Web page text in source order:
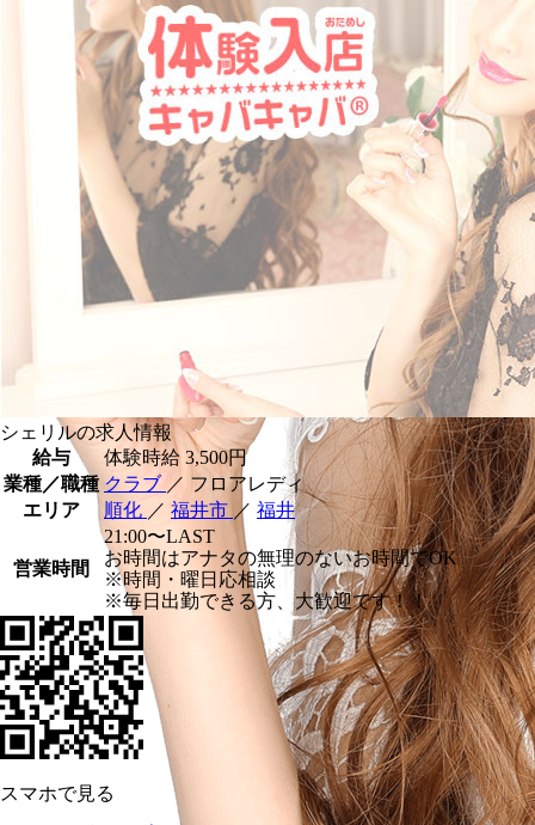
シェリルの求人情報
給与
体験時給 3,500円
業種／職種 クラブ ／ フロアレディ
エリア
順化 ／ 福井市 ／ 福井
営業時間
21:00〜LAST
お時間はアナタの無理のないお時間でOK
※時間・曜日応相談
※毎日出勤できる方、大歓迎です！！
スマホで見る